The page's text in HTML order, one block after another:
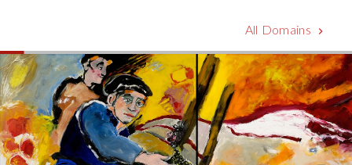
All Domains chevron_right